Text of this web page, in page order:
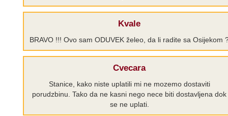
Kvale
BRAVO !!! Ovo sam ODUVEK želeo, da li radite sa Osijekom
Cvecara
Stanice, kako niste uplatili mi ne mozemo dostaviti
porudzbinu. Tako da ne kasni nego nece biti dostavljena dok
se ne uplati.